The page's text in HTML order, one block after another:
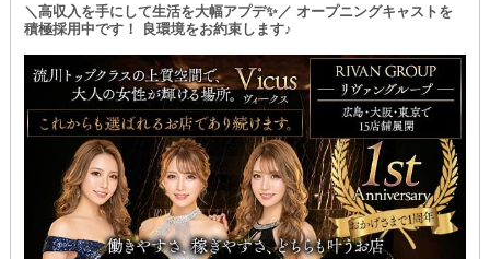
そんな方もぜひ当店へ♪
お仕事はもちろん、生活面でのサポートも充実しています◎
＼＼まずは体験入店へお越しください！／／
あなたからのご応募をお待ちしております！
＼高収入を手にして生活を大幅アプデ✨／ オープニングキャストを
積極採用中です！ 良環境をお約束します♪